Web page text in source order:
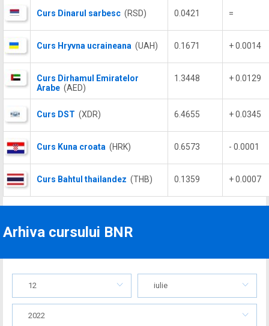
Curs Dinarul sarbesc (RSD) 0.0421 =
Curs Hryvna ucraineana (UAH) 0.1671 + 0.0014
Curs Dirhamul Emiratelor
Arabe (AED)
1.3448 + 0.0129
Curs DST (XDR) 6.4655 + 0.0345
Curs Kuna croata (HRK) 0.6573 - 0.0001
Curs Bahtul thailandez (THB) 0.1359 + 0.0007
Arhiva cursului BNR
12 iulie
2022